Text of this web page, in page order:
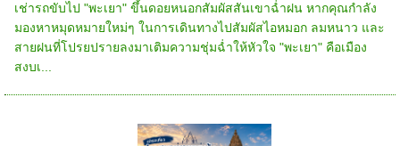
เช่ารถขับไป "พะเยา" ขึ้นดอยหนอกสัมผัสสันเขาฉ่ำฝน หากคุณกำลัง
มองหาหมุดหมายใหม่ๆ ในการเดินทางไปสัมผัสไอหมอก ลมหนาว และ
สายฝนที่โปรยปรายลงมาเติมความชุ่มฉ่ำให้หัวใจ "พะเยา" คือเมือง
สงบเ...